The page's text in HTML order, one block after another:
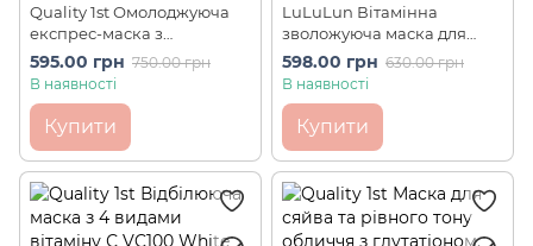
Quality 1st Омолоджуюча
експрес-маска з
ретинолом та вітаміном С
Derma Best VC100 Plus
595.00 грн 750.00 грн
В наявності
Купити
LuLuLun Вітамінна
зволожуюча маска для
обличчя Hydra-V-Mask (7
шт)
598.00 грн 630.00 грн
В наявності
Купити